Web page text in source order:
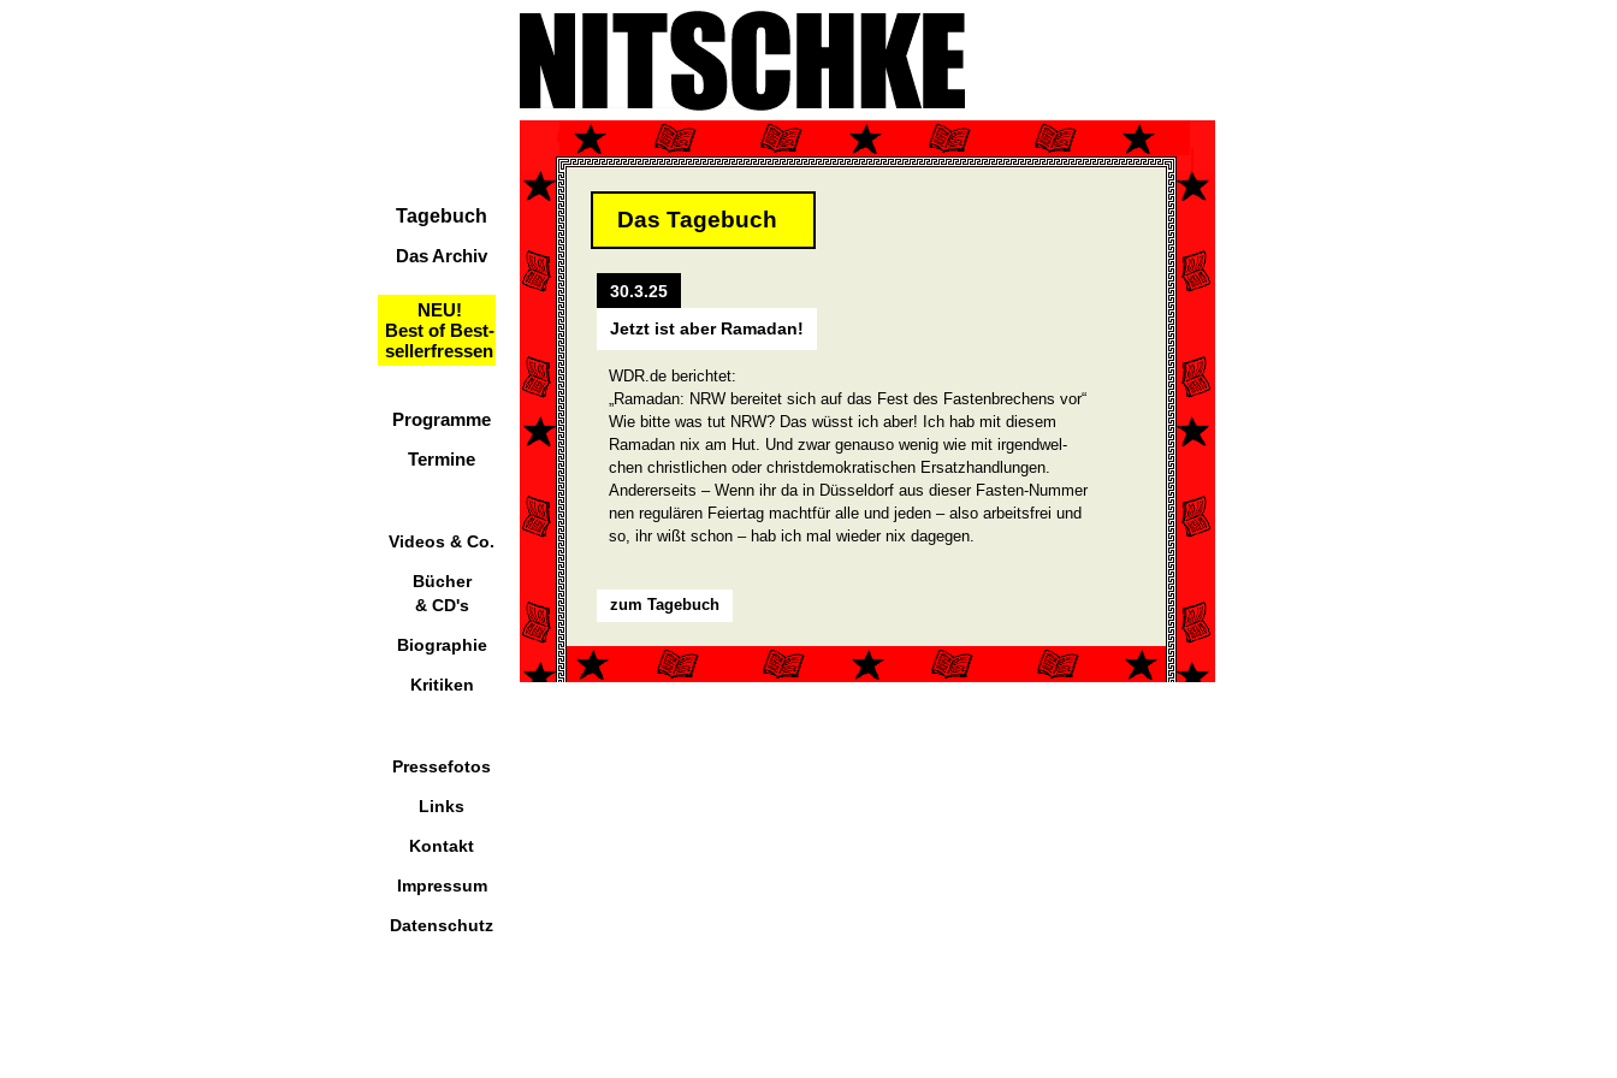
Tagebuch
Das Archiv
NEU!
Best of Best-
sellerfressen
Programme
Termine
Videos & Co.
Bücher
& CD's
Biographie
Kritiken
Pressefotos
Links
Kontakt
Impressum
Datenschutz
Das Tagebuch
30.3.25
Jetzt ist aber Ramadan!
WDR.de berichtet:
„Ramadan: NRW bereitet sich auf das Fest des Fastenbrechens vor“
Wie bitte was tut NRW? Das wüsst ich aber! Ich hab mit diesem
Ramadan nix am Hut. Und zwar genauso wenig wie mit irgendwel­
chen christlichen oder christdemokratischen Ersatzhandlungen.
Andererseits – Wenn ihr da in Düsseldorf aus dieser Fasten-Nummer
nen regulären Feiertag machtfür alle und jeden – also arbeitsfrei und
so, ihr wißt schon – hab ich mal wieder nix dagegen.
zum Tagebuch